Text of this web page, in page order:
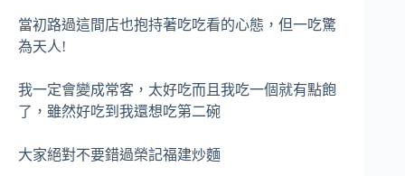
當初路過這間店也抱持著吃吃看的心態，但一吃驚
為天人!
我一定會變成常客，太好吃而且我吃一個就有點飽
了，雖然好吃到我還想吃第二碗
大家絕對不要錯過榮記福建炒麵